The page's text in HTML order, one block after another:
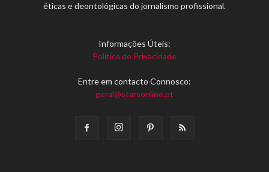
éticas e deontológicas do jornalismo profissional.
Informações Úteis:
Política de Privacidade
Entre em contacto Connosco:
geral@starsonline.pt